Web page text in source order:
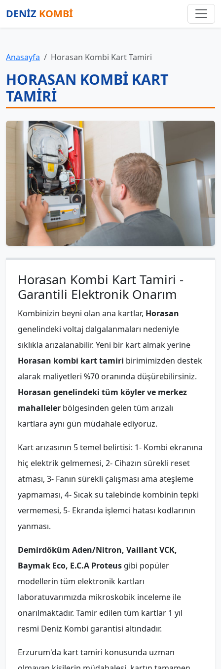
DENİZ KOMBİ
Anasayfa Horasan Kombi Kart Tamiri
HORASAN KOMBI KART
TAMIRI
Horasan Kombi Kart Tamiri -
Garantili Elektronik Onarım
Kombinizin beyni olan ana kartlar, Horasan
genelindeki voltaj dalgalanmaları nedeniyle
sıklıkla arızalanabilir. Yeni bir kart almak yerine
Horasan kombi kart tamiri birimimizden destek
alarak maliyetleri %70 oranında düşürebilirsiniz.
Horasan genelindeki tüm köyler ve merkez
mahalleler bölgesinden gelen tüm arızalı
kartlara aynı gün müdahale ediyoruz.
Kart arızasının 5 temel belirtisi: 1- Kombi ekranına
hiç elektrik gelmemesi, 2- Cihazın sürekli reset
atması, 3- Fanın sürekli çalışması ama ateşleme
yapmaması, 4- Sıcak su talebinde kombinin tepki
vermemesi, 5- Ekranda işlemci hatası kodlarının
yanması.
Demirdöküm Aden/Nitron, Vaillant VCK,
Baymak Eco, E.C.A Proteus gibi popüler
modellerin tüm elektronik kartları
laboratuvarımızda mikroskobik inceleme ile
onarılmaktadır. Tamir edilen tüm kartlar 1 yıl
resmi Deniz Kombi garantisi altındadır.
Erzurum'da kart tamiri konusunda uzman